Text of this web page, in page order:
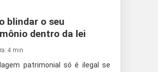
blindar o seu
dentro da lei
4 min
patrimonial só é ilegal se